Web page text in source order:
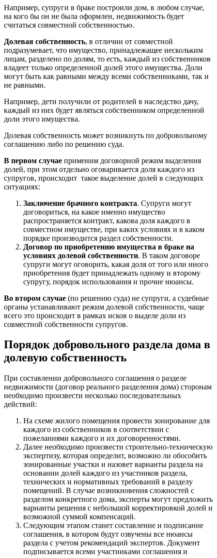
Например, супруги в браке построили дом, в любом случае,
на кого бы он не была оформлен, недвижимость будет
считаться совместной собственностью.
Долевая собственность, в отличии от совместной
подразумевает, что имущество, принадлежащее нескольким
лицам, разделено по долям, то есть, каждый из собственников
владеет только определенной долей этого имущества. Доли
могут быть как равными между всеми собственниками, так и
не равными.
Например, дети получили от родителей в наследство дачу,
каждый из них будет являться собственником определенной
доли этого имущества.
Долевая собственность может возникнуть по добровольному
соглашению либо по решению суда.
В первом случае применим договорной режим выделения
долей, при этом отдельно оговаривается доля каждого из
супругов, происходит такое выделение долей в следующих
ситуациях:
Заключение брачного контракта. Супруги могут
договориться, на какое именно имущество
распространяется контракт, какова доля каждого в
совместном имуществе, при каких условиях и в каком
порядке производится раздел собственности.
Договор по приобретению имущества в браке на
условиях долевой собственности. В таком договоре
супруги могут оговорить, какая доля от того или иного
приобретения будет принадлежать одному и второму
супругу, порядок использования и прочие нюансы.
Во втором случае (по решению суда) не супруги, а судебные
органы устанавливают режим долевой собственности, чаще
всего это происходит в рамках исков о выделе доли из
совместной собственности супругов.
Порядок добровольного раздела дома в
долевую собственность
При составлении добровольного соглашения о разделе
недвижимости (договор реального разделения дома) сторонам
необходимо произвести несколько последовательных
действий:
На схеме жилого помещения провести зонирование для
каждого из собственников в соответствии с
пожеланиями каждого и их договоренностями.
Далее необходимо произвести строительно-техническую
экспертизу, которая определит, возможно ли обособить
зонированные участки и назовет варианты раздела на
основании долей каждого из участников раздела,
технических и нормативных требований в разделу
помещений. В случае возникновения сложностей с
разделом конкретного дома, эксперты могут предложить
варианты решения с небольшой корректировкой долей и
возможной суммой компенсаций.
Следующим этапом станет составление и подписание
соглашения, в котором будут озвучены все нюансы
раздела с учетом рекомендаций экспертов. Документ
подписывается всеми участниками соглашения и